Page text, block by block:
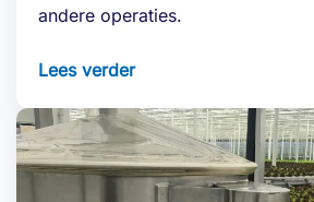
andere operaties.
Lees verder